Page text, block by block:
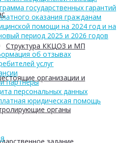
Структура ККЦОЗ и МП
организации и
органы
государственных гарантий
оказания гражданам
помощи на 2024 год и на
период 2025 и 2026 годов
об отзывах
услуг
партнеры
персональных данных
юридическая помощь